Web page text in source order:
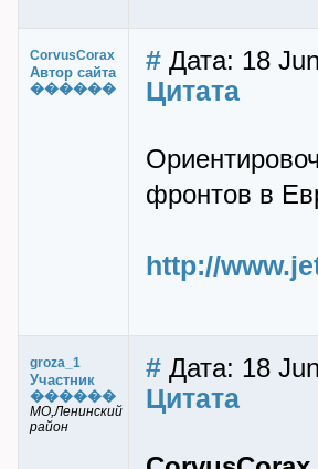
CorvusCorax
Автор сайта
������
# Дата: 18
Цитата
фронтов в
http://
groza_1
Участник
������
МО,Ленинский
район
# Дата: 18
Цитата